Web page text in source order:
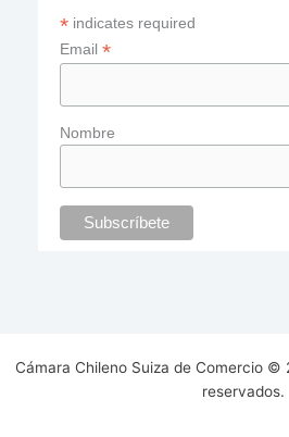
* indicates required
Email *
Nombre
Cámara Chileno Suiza de Comercio ©
reservados.